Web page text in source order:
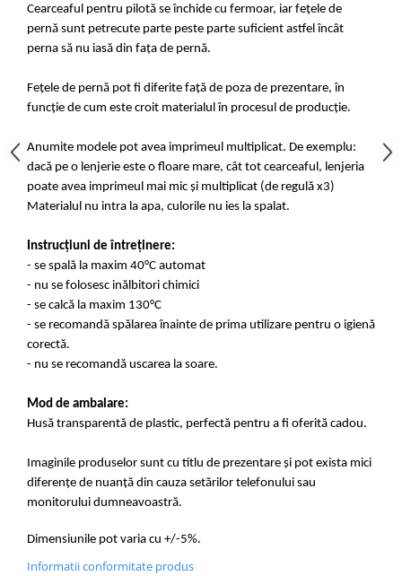
Cearceaful pentru pilotă se închide cu fermoar, iar fețele de
pernă sunt petrecute parte peste parte suficient astfel încât
perna să nu iasă din fața de pernă.
Fețele de pernă pot fi diferite față de poza de prezentare, în
funcție de cum este croit materialul în procesul de producție.
Anumite modele pot avea imprimeul multiplicat. De exemplu:
dacă pe o lenjerie este o floare mare, cât tot cearceaful, lenjeria
poate avea imprimeul mai mic și multiplicat (de regulă x3)
Materialul nu intra la apa, culorile nu ies la spalat.
Instrucțiuni de întreținere:
- se spală la maxim 40°C automat
- nu se folosesc inălbitori chimici
- se calcă la maxim 130°C
- se recomandă spălarea înainte de prima utilizare pentru o igienă
corectă.
- nu se recomandă uscarea la soare.
Mod de ambalare:
Husă transparentă de plastic, perfectă pentru a fi oferită cadou.
Imaginile produselor sunt cu titlu de prezentare și pot exista mici
diferențe de nuanță din cauza setărilor telefonului sau
monitorului dumneavoastră.
Dimensiunile pot varia cu +/-5%.
Informatii conformitate produs